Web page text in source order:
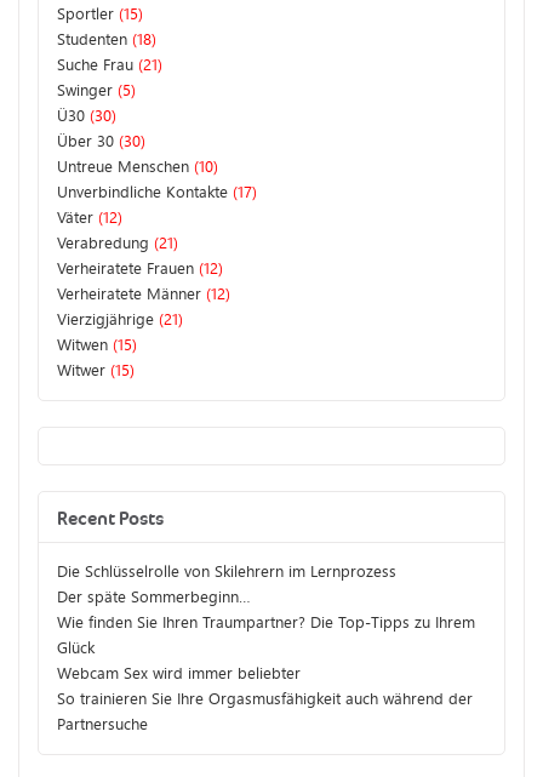
Sportler (15)
Studenten (18)
Suche Frau (21)
Swinger (5)
Ü30 (30)
Über 30 (30)
Untreue Menschen (10)
Unverbindliche Kontakte (17)
Väter (12)
Verabredung (21)
Verheiratete Frauen (12)
Verheiratete Männer (12)
Vierzigjährige (21)
Witwen (15)
Witwer (15)
Recent Posts
Die Schlüsselrolle von Skilehrern im Lernprozess
Der späte Sommerbeginn…
Wie finden Sie Ihren Traumpartner? Die Top-Tipps zu Ihrem
Glück
Webcam Sex wird immer beliebter
So trainieren Sie Ihre Orgasmusfähigkeit auch während der
Partnersuche